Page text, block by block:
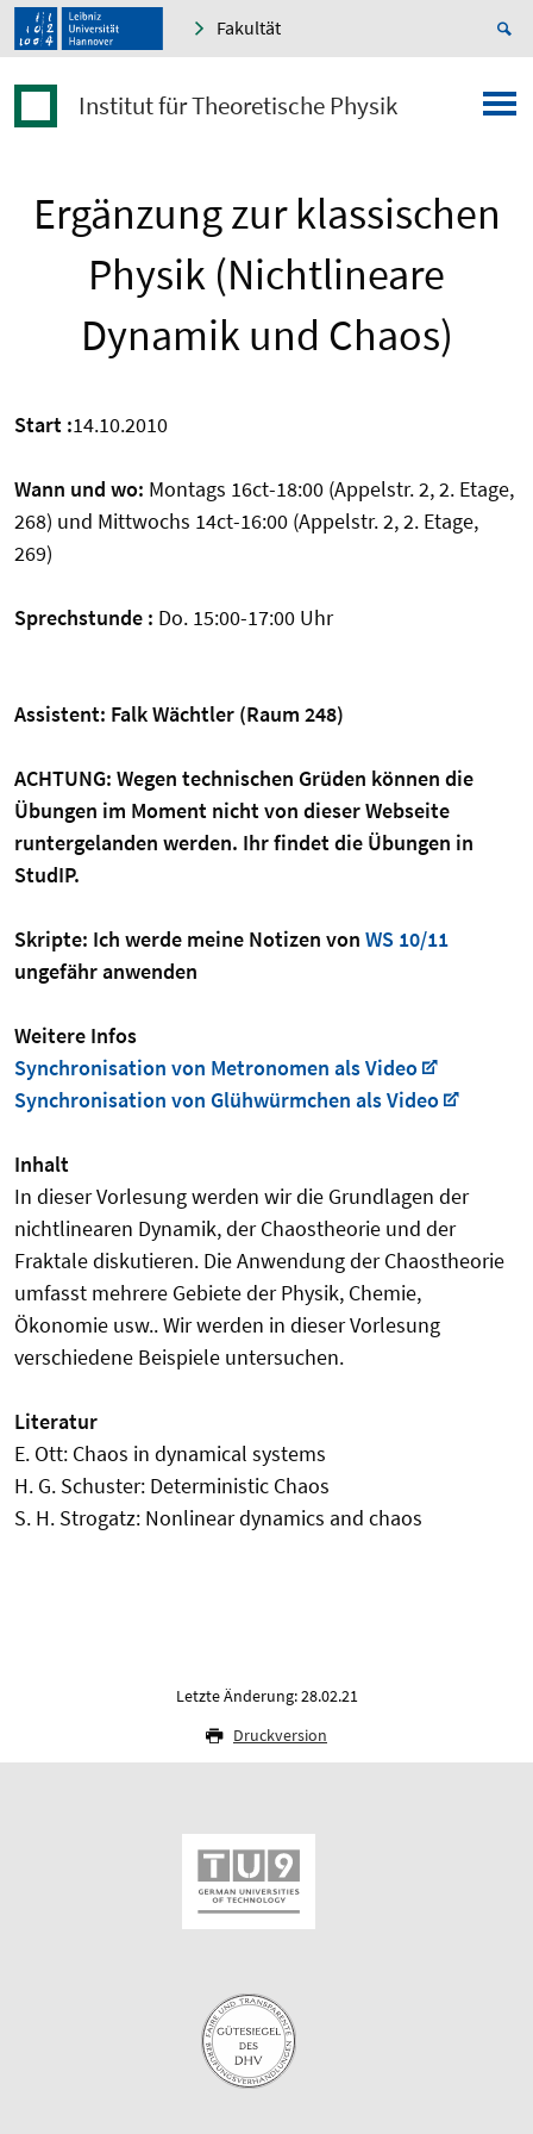
Fakultät
Institut für Theoretische Physik
Ergänzung zur klassischen
Physik (Nichtlineare
Dynamik und Chaos)
Start :14.10.2010
Wann und wo: Montags 16ct-18:00 (Appelstr. 2, 2. Etage,
268) und Mittwochs 14ct-16:00 (Appelstr. 2, 2. Etage,
269)
Sprechstunde : Do. 15:00-17:00 Uhr
Assistent: Falk Wächtler (Raum 248)
ACHTUNG: Wegen technischen Grüden können die
Übungen im Moment nicht von dieser Webseite
runtergelanden werden. Ihr findet die Übungen in
StudIP.
Skripte: Ich werde meine Notizen von WS 10/11
ungefähr anwenden
Weitere Infos
Synchronisation von Metronomen als Video
Synchronisation von Glühwürmchen als Video
Inhalt
In dieser Vorlesung werden wir die Grundlagen der
nichtlinearen Dynamik, der Chaostheorie und der
Fraktale diskutieren. Die Anwendung der Chaostheorie
umfasst mehrere Gebiete der Physik, Chemie,
Ökonomie usw.. Wir werden in dieser Vorlesung
verschiedene Beispiele untersuchen.
Literatur
E. Ott: Chaos in dynamical systems
H. G. Schuster: Deterministic Chaos
S. H. Strogatz: Nonlinear dynamics and chaos
Letzte Änderung: 28.02.21
Druckversion